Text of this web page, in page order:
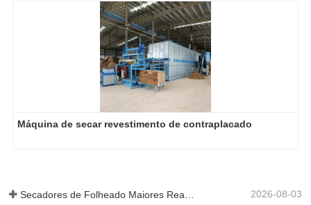
Máquina de secar revestimento de contraplacado
2026-08-03